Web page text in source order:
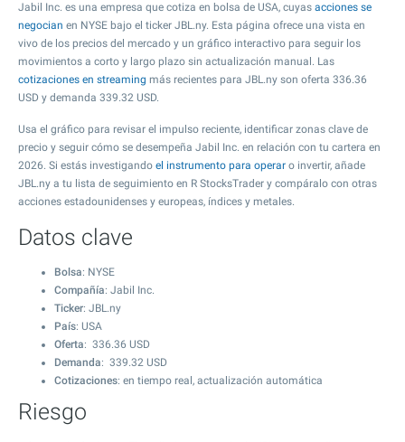
Jabil Inc. es una empresa que cotiza en bolsa de USA, cuyas acciones se
negocian en NYSE bajo el ticker JBL.ny. Esta página ofrece una vista en
vivo de los precios del mercado y un gráfico interactivo para seguir los
movimientos a corto y largo plazo sin actualización manual. Las
cotizaciones en streaming más recientes para JBL.ny son oferta 336.36
USD y demanda 339.32 USD.
Usa el gráfico para revisar el impulso reciente, identificar zonas clave de
precio y seguir cómo se desempeña Jabil Inc. en relación con tu cartera en
2026. Si estás investigando el instrumento para operar o invertir, añade
JBL.ny a tu lista de seguimiento en R StocksTrader y compáralo con otras
acciones estadounidenses y europeas, índices y metales.
Datos clave
Bolsa: NYSE
Compañía: Jabil Inc.
Ticker: JBL.ny
País: USA
Oferta: 336.36 USD
Demanda: 339.32 USD
Cotizaciones: en tiempo real, actualización automática
Riesgo